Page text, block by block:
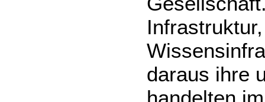
daraus ihre